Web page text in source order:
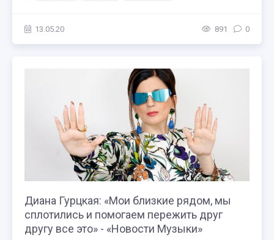
13.05.20 891 0
Диана Гурцкая: «Мои близкие рядом, мы
сплотились и помогаем пережить друг
другу все это» - «Новости Музыки»